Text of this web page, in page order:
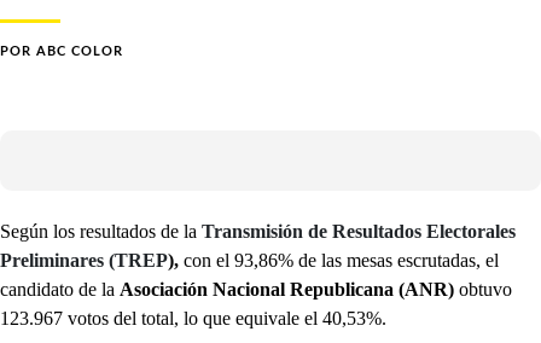
POR ABC COLOR
Según los resultados de la Transmisión de Resultados Electorales
Preliminares (TREP), con el 93,86% de las mesas escrutadas, el
candidato de la Asociación Nacional Republicana (ANR) obtuvo
123.967 votos del total, lo que equivale el 40,53%.